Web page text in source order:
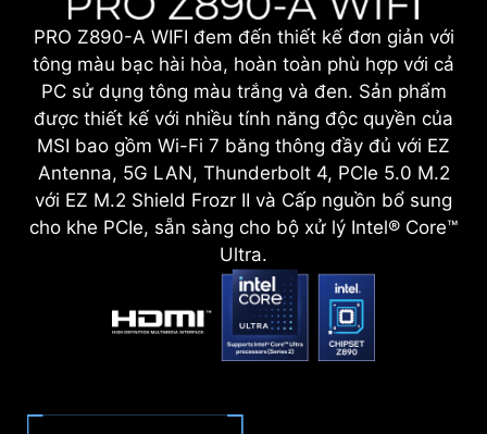
PRO Z890-A WIFI đem đến thiết kế đơn giản với
tông màu bạc hài hòa, hoàn toàn phù hợp với cả
PC sử dụng tông màu trắng và đen. Sản phẩm
được thiết kế với nhiều tính năng độc quyền của
MSI bao gồm Wi-Fi 7 băng thông đầy đủ với EZ
Antenna, 5G LAN, Thunderbolt 4, PCIe 5.0 M.2
với EZ M.2 Shield Frozr II và Cấp nguồn bổ sung
cho khe PCIe, sẵn sàng cho bộ xử lý Intel® Core™
Ultra.